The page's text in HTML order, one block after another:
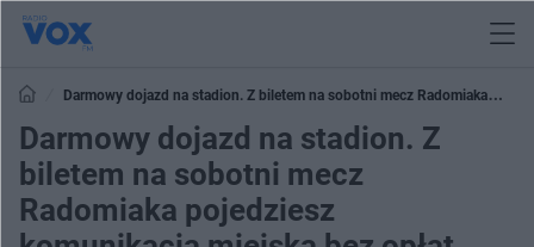
Darmowy dojazd na stadion. Z biletem na sobotni mecz Radomiaka
pojedziesz komunikacją miejską bez opłat
Darmowy dojazd na stadion. Z
biletem na sobotni mecz
Radomiaka pojedziesz